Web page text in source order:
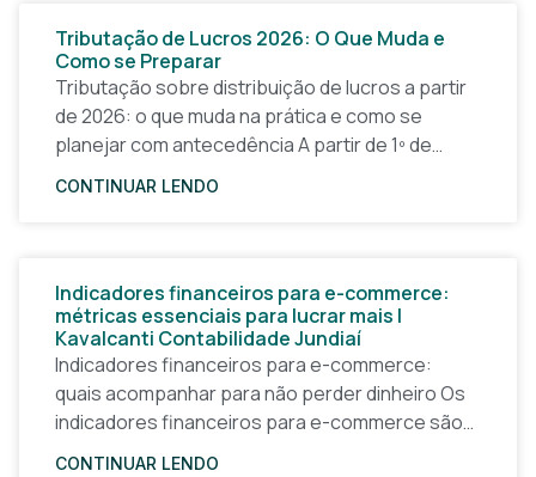
Tributação de Lucros 2026: O Que Muda e
Como se Preparar
Tributação sobre distribuição de lucros a partir
de 2026: o que muda na prática e como se
planejar com antecedência A partir de 1º de
janeiro de 2026, a forma
CONTINUAR LENDO
Indicadores financeiros para e-commerce:
métricas essenciais para lucrar mais |
Kavalcanti Contabilidade Jundiaí
Indicadores financeiros para e-commerce:
quais acompanhar para não perder dinheiro Os
indicadores financeiros para e-commerce são a
base de qualquer decisão inteligente em uma
CONTINUAR LENDO